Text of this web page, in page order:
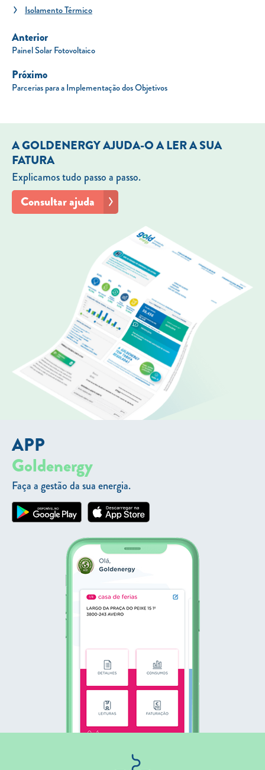
Isolamento Térmico
Anterior
Painel Solar Fotovoltaico
Próximo
Parcerias para a Implementação dos Objetivos
A GOLDENERGY AJUDA-O A LER A SUA
FATURA
Explicamos tudo passo a passo.
Consultar ajuda
APP
Goldenergy
Faça a gestão da sua energia.